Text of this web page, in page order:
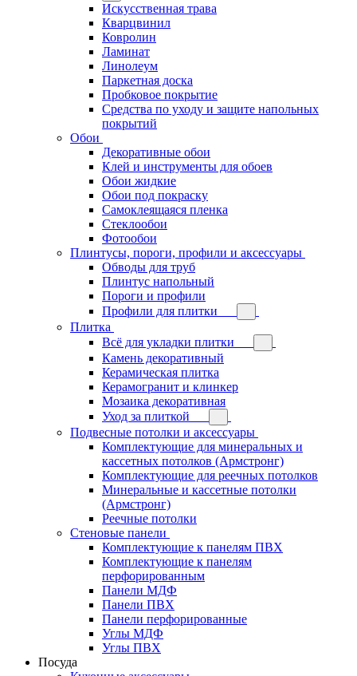
Искусственная трава
Кварцвинил
Ковролин
Ламинат
Линолеум
Паркетная доска
Пробковое покрытие
Средства по уходу и защите напольных
покрытий
Обои
Декоративные обои
Клей и инструменты для обоев
Обои жидкие
Обои под покраску
Самоклеящаяся пленка
Стеклообои
Фотообои
Плинтусы, пороги, профили и аксессуары
Обводы для труб
Плинтус напольный
Пороги и профили
Профили для плитки
Плитка
Всё для укладки плитки
Камень декоративный
Керамическая плитка
Керамогранит и клинкер
Мозаика декоративная
Уход за плиткой
Подвесные потолки и аксессуары
Комплектующие для минеральных и
кассетных потолков (Армстронг)
Комплектующие для реечных потолков
Минеральные и кассетные потолки
(Армстронг)
Реечные потолки
Стеновые панели
Комплектующие к панелям ПВХ
Комплектующие к панелям
перфорированным
Панели МДФ
Панели ПВХ
Панели перфорированные
Углы МДФ
Углы ПВХ
Посуда